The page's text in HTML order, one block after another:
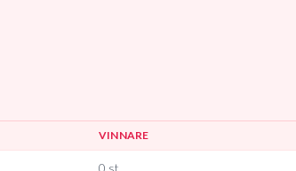
VINNARE
0 st